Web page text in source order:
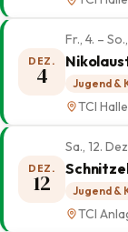
DEZ.
4
Fr., 4. –
Jugend &
TCI
DEZ.
12
Sa., 12.
Jugend &
TCI